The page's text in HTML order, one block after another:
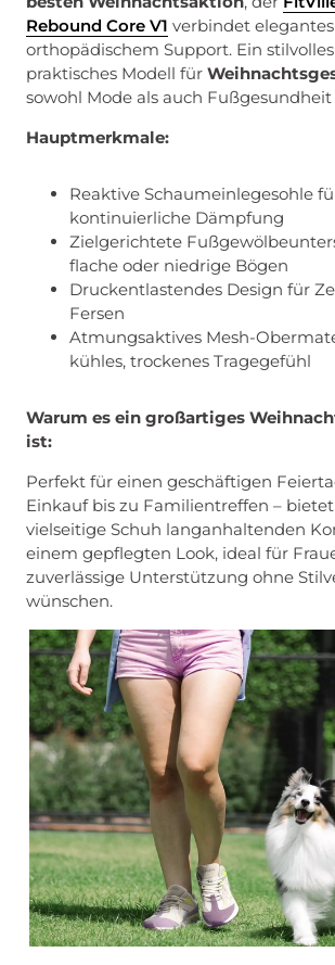
Rebound Core V1 verbindet
orthopädischem Support. Ein
praktisches Modell für
sowohl Mode als auch
Hauptmerkmale:
Reaktive Schaumeinlegesohle
kontinuierliche Dämpfung
Zielgerichtete
flache oder niedrige Bögen
Druckentlastendes Design für
Fersen
Atmungsaktives Mesh-
kühles, trockenes Tragegefühl
Warum es ein großartiges
ist:
Perfekt für einen geschäftigen
Einkauf bis zu Familientreffen –
vielseitige Schuh langanhaltenden
einem gepflegten Look, ideal für
zuverlässige Unterstützung ohne
wünschen.